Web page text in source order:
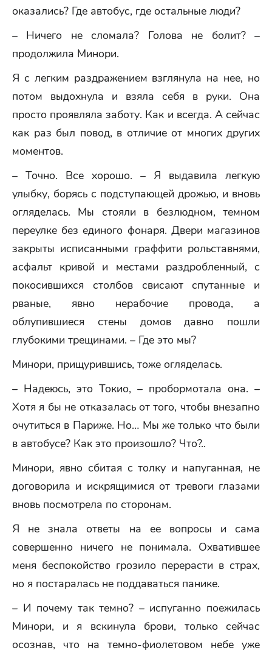
оказались? Где автобус, где остальные люди?
– Ничего не сломала? Голова не болит? –
продолжила Минори.
Я с легким раздражением взглянула на нее, но
потом выдохнула и взяла себя в руки. Она
просто проявляла заботу. Как и всегда. А сейчас
как раз был повод, в отличие от многих других
моментов.
– Точно. Все хорошо. – Я выдавила легкую
улыбку, борясь с подступающей дрожью, и вновь
огляделась. Мы стояли в безлюдном, темном
переулке без единого фонаря. Двери магазинов
закрыты исписанными граффити рольставнями,
асфальт кривой и местами раздробленный, с
покосившихся столбов свисают спутанные и
рваные, явно нерабочие провода, а
облупившиеся стены домов давно пошли
глубокими трещинами. – Где это мы?
Минори, прищурившись, тоже огляделась.
– Надеюсь, это Токио, – пробормотала она. –
Хотя я бы не отказалась от того, чтобы внезапно
очутиться в Париже. Но… Мы же только что были
в автобусе? Как это произошло? Что?..
Минори, явно сбитая с толку и напуганная, не
договорила и искрящимися от тревоги глазами
вновь посмотрела по сторонам.
Я не знала ответы на ее вопросы и сама
совершенно ничего не понимала. Охватившее
меня беспокойство грозило перерасти в страх,
но я постаралась не поддаваться панике.
– И почему так темно? – испуганно поежилась
Минори, и я вскинула брови, только сейчас
осознав, что на темно-фиолетовом небе уже